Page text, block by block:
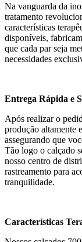
Na vanguarda da
tratamento
características
disponíveis,
que cada par seja
necessidades
Entrega Rápida e
Após realizar o
produção altamente
assegurando que
Tão logo o calçado
nosso centro de
rastreamento para
tranquilidade.
Características